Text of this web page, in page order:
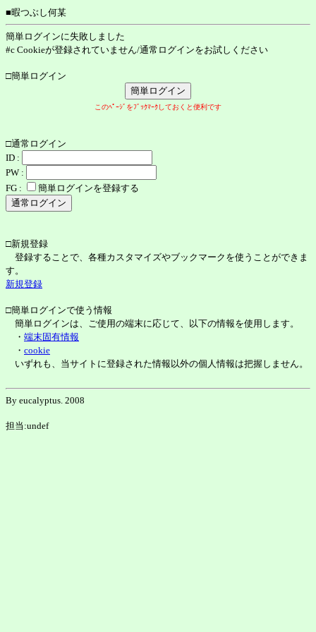
■暇つぶし何某
簡単ログインに失敗しました
#c Cookieが登録されていません/通常ログインをお試しください
□簡単ログイン
このﾍﾟｰｼﾞをﾌﾞｯｸﾏｰｸしておくと便利です
□通常ログイン
ID :
PW :
FG :
簡単ログインを登録する
□新規登録
登録することで、各種カスタマイズやブックマークを使うことができま
す。
新規登録
□簡単ログインで使う情報
簡単ログインは、ご使用の端末に応じて、以下の情報を使用します。
・ 端末固有情報
・ cookie
いずれも、当サイトに登録された情報以外の個人情報は把握しません。
By eucalyptus. 2008
担当:undef